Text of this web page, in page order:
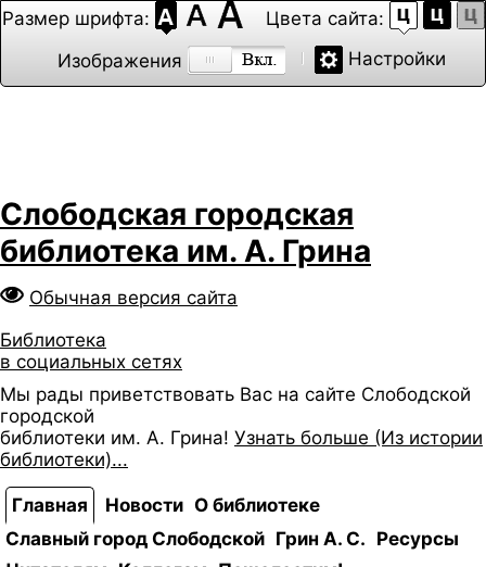
Размер шрифта:
Цвета сайта:
Изображения
Настройки
Слободская городская
библиотека им. А. Грина
Обычная версия сайта
Библиотека
в социальных сетях
Мы рады приветствовать Вас на сайте Слободской
городской
библиотеки им. А. Грина! Узнать больше (Из истории
библиотеки)...
Главная Новости О библиотеке
Славный город Слободской Грин А. С. Ресурсы